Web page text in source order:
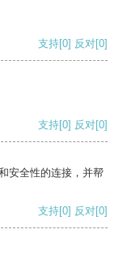
支持[0] 反对[0]
支持[0] 反对[0]
安全性的连接，并帮
支持[0] 反对[0]